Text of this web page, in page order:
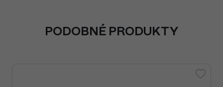
PODOBNÉ PRODUKTY